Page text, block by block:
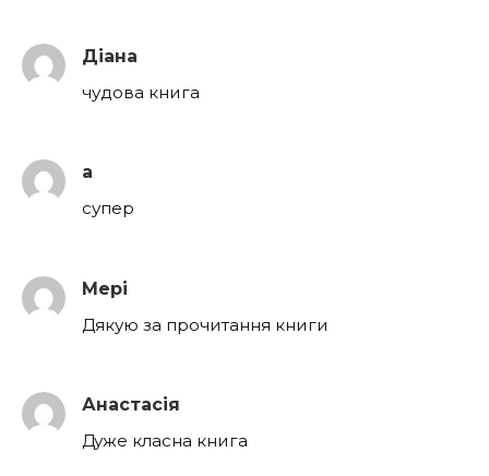
Діана
чудова книга
а
супер
Мері
Дякую за прочитання книги
Анастасія
Дуже класна книга